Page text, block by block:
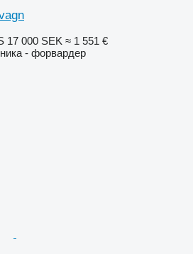
17 000 SEK ≈ 1 551 €
- форвардер